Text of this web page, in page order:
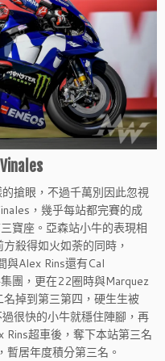
搶眼，不過千萬別因此忽視
，幾乎每站都完賽的成
寶座。亞森站小牛的表現相
殺得如火如荼的同時，
與Alex Rins還有Cal
團，更在22圈時與Marquez
掉到第三第四，硬生生被
很快的小牛就穩住陣腳，再
超車後，奪下本站第三名
居年度積分第三名。